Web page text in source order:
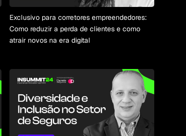
Exclusivo para corretores empreendedores:
Como reduzir a perda de clientes e como
atrair novos na era digital